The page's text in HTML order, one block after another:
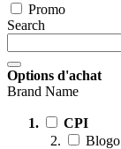
Promo
Search
Options d'achat
Brand Name
CPI
Blogo